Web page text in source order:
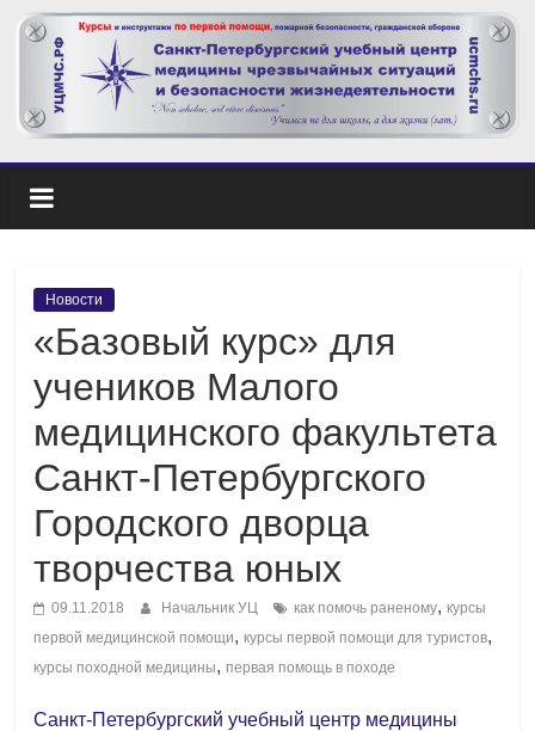
Новости
«Базовый курс» для
учеников Малого
медицинского факультета
Санкт-Петербургского
Городского дворца
творчества юных
09.11.2018 Начальник УЦ как помочь раненому, курсы
первой медицинской помощи, курсы первой помощи для туристов,
курсы походной медицины, первая помощь в походе
Санкт-Петербургский учебный центр медицины